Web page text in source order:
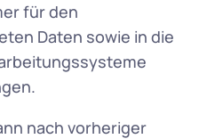
für den
Daten sowie in die
nach vorheriger